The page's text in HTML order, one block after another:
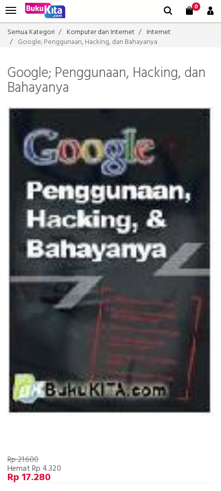
0
Semua Kategori Komputer dan Internet
Internet
Google; Penggunaan, Hacking, dan Bahayanya
Google; Penggunaan, Hacking, dan
Bahayanya
Rp 21.600
Hemat Rp 4.320
Rp 17.280